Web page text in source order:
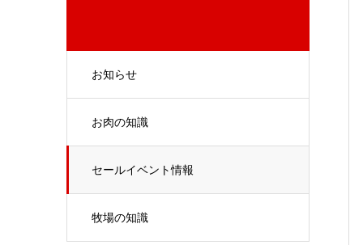
お知らせ
お肉の知識
セールイベント情報
牧場の知識